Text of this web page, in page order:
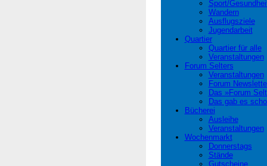
Sport/
Wandern
Ausflugsziele
Jugendarbeit
Quartier
Quartier für alle
Veranstaltungen
Forum Selters
Veranstaltungen
Forum
Das »Forum
Das gab es
Bücherei
Ausleihe
Veranstaltungen
Wochenmarkt
Donnerstags
Stände
Gutscheine